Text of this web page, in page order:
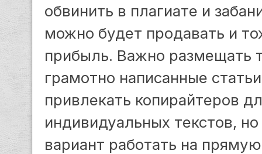
обвинить в плагиате и
можно будет продавать и
прибыль. Важно размещать
грамотно написанные
привлекать копирайтеров
индивидуальных текстов,
вариант работать на